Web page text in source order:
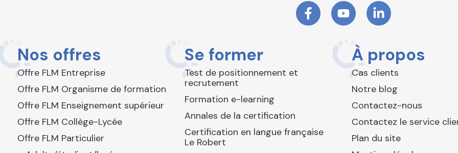
Nos offres
Offre FLM Entreprise
Offre FLM Organisme de formation
Offre FLM Enseignement supérieur
Offre FLM Collège-Lycée
Offre FLM Particulier
Se former
Test de positionnement et
recrutement
Formation e-learning
Annales de la certification
Certification en langue française
Le Robert
À propos
Cas clients
Notre blog
Contactez-nous
Contactez le service
Plan du site